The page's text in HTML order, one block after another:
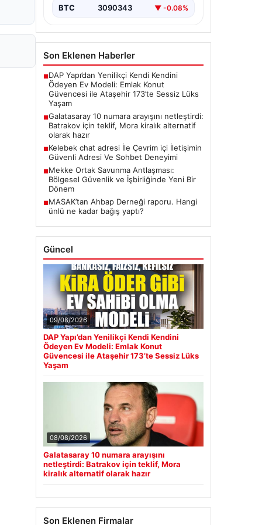
BTC 3090343 ▼ -0.08%
Son Eklenen Haberler
■DAP Yapı’dan Yenilikçi Kendi Kendini
Ödeyen Ev Modeli: Emlak Konut
Güvencesi ile Ataşehir 173’te Sessiz Lüks
Yaşam
■Galatasaray 10 numara arayışını netleştirdi:
Batrakov için teklif, Mora kiralık alternatif
olarak hazır
■Kelebek chat adresi İle Çevrim içi İletişimin
Güvenli Adresi Ve Sohbet Deneyimi
■Mekke Ortak Savunma Antlaşması:
Bölgesel Güvenlik ve İşbirliğinde Yeni Bir
Dönem
■MASAK’tan Ahbap Derneği raporu. Hangi
ünlü ne kadar bağış yaptı?
Güncel
09/08/2026
DAP Yapı’dan Yenilikçi Kendi Kendini
Ödeyen Ev Modeli: Emlak Konut
Güvencesi ile Ataşehir 173’te Sessiz Lüks
Yaşam
08/08/2026
Galatasaray 10 numara arayışını
netleştirdi: Batrakov için teklif, Mora
kiralık alternatif olarak hazır
Son Eklenen Firmalar